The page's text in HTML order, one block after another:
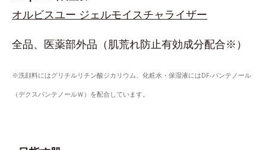
オルビスユー ジェルモイスチャライザー
全品、医薬部外品（肌荒れ防止有効成分配合※）
※洗顔料にはグリチルリチン酸ジカリウム、化粧水・保湿液にはDF-パンテノール
（デクスパンテノールＷ）を配合しています。